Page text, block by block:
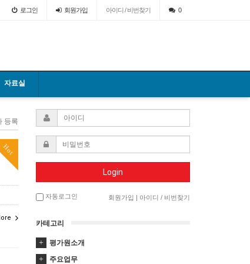
로그인 회원가입 아이디 / 비번찾기 0
자료실
등록
Hot
Login
자동로그인 회원가입 아이디 / 비번찾기
카테고리
평가원소개
주요업무